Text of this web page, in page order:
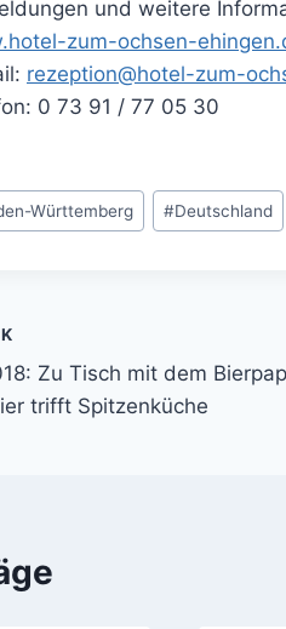
und weitere
zum-ochsen-
rezeption@hotel-zum-
0 73 91 / 77 05 30
Württemberg #Deutschland
Zu Tisch mit dem
trifft Spitzenküche